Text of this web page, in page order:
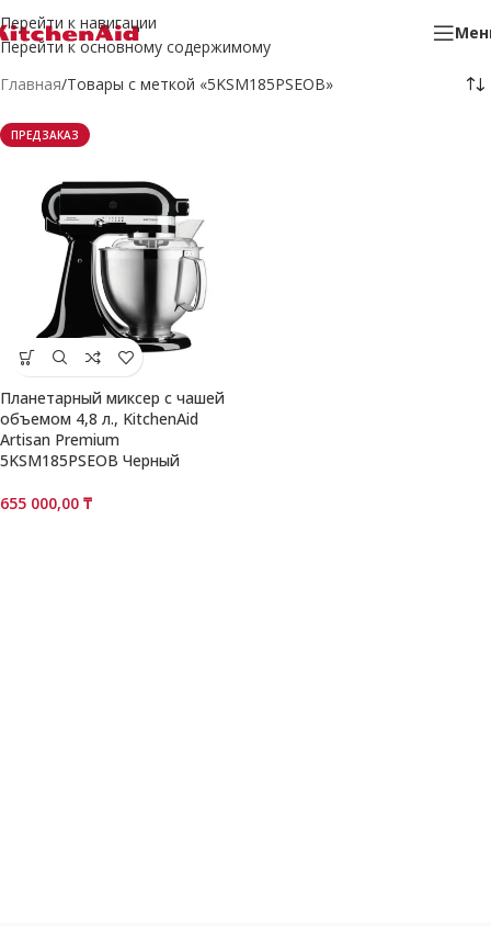
Перейти к навигации
Перейти к основному содержимому
Главная Товары с меткой «5KSM185PSEOB»
ПРЕДЗАКАЗ
Планетарный миксер с чашей
объемом 4,8 л., KitchenAid
Artisan Premium
5KSM185PSEOB Черный
655 000,00 ₸